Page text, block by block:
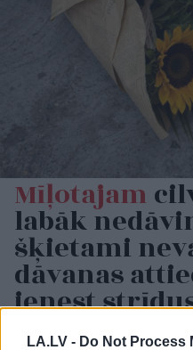
LA.LV - Do Not Process
Mīļotajam
labāk
šķietami
dāvanas
ienest